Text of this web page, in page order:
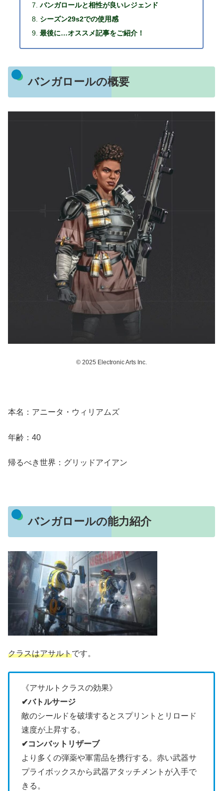
バンガロールと相性が良いレジェンド
シーズン29s2での使用感
最後に…オススメ記事をご紹介！
バンガロールの概要
© 2025 Electronic Arts Inc.
本名：アニータ・ウィリアムズ
年齢：40
帰るべき世界：グリッドアイアン
バンガロールの能力紹介
クラスはアサルトです。
《アサルトクラスの効果》
✔︎バトルサージ
敵のシールドを破壊するとスプリントとリロード
速度が上昇する。
✔︎コンバットリザーブ
より多くの弾薬や軍需品を携行する。赤い武器サ
プライボックスから武器アタッチメントが入手で
きる。